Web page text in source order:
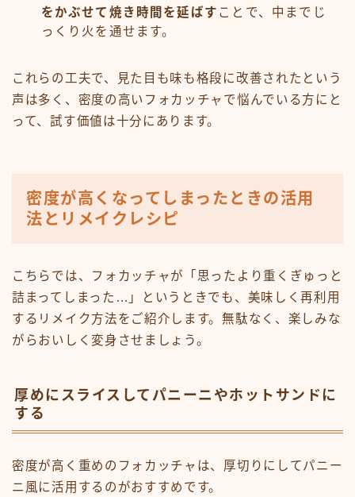
をかぶせて焼き時間を延ばす ことで、中までじ
っくり火を通せます。
これらの工夫で、見た目も味も格段に改善されたという
声は多く、密度の高いフォカッチャで悩んでいる方にと
って、試す価値は十分にあります。
密度が高くなってしまったときの活用
法とリメイクレシピ
こちらでは、フォカッチャが「思ったより重くぎゅっと
詰まってしまった…」というときでも、美味しく再利用
するリメイク方法をご紹介します。無駄なく、楽しみな
がらおいしく変身させましょう。
厚めにスライスしてパニーニやホットサンドに
する
密度が高く重めのフォカッチャは、厚切りにしてパニー
ニ風に活用するのがおすすめです。